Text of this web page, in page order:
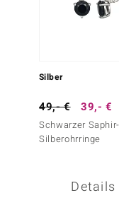
BY DE MELO
Silber
49,- € 39,- €
Schwarzer Saphir-
Silberohrringe